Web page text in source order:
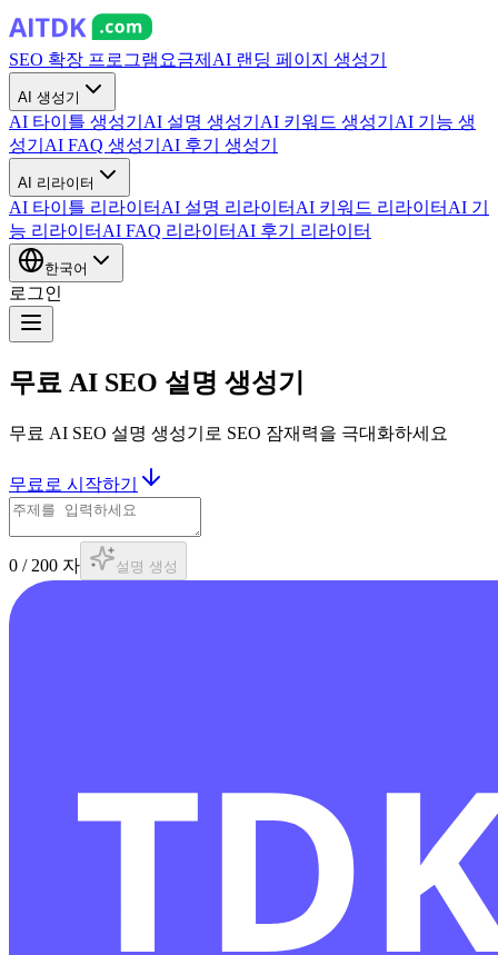
SEO 확장 프로그램 요금제 AI 랜딩 페이지 생성기
AI 생성기
AI 타이틀 생성기 AI 설명 생성기 AI 키워드 생성기 AI 기능 생
성기 AI FAQ 생성기 AI 후기 생성기
AI 리라이터
AI 타이틀 리라이터 AI 설명 리라이터 AI 키워드 리라이터 AI 기
능 리라이터 AI FAQ 리라이터 AI 후기 리라이터
한국어
로그인
무료 AI SEO 설명 생성기
무료 AI SEO 설명 생성기로 SEO 잠재력을 극대화하세요
무료로 시작하기
0 / 200 자 설명 생성